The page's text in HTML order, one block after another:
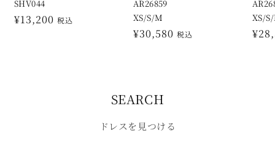
SHV044
通
¥13,200 税込
AR26859
XS/S/M
通
¥30,580 税込
XS/
通
SEARCH
ドレスを見つける